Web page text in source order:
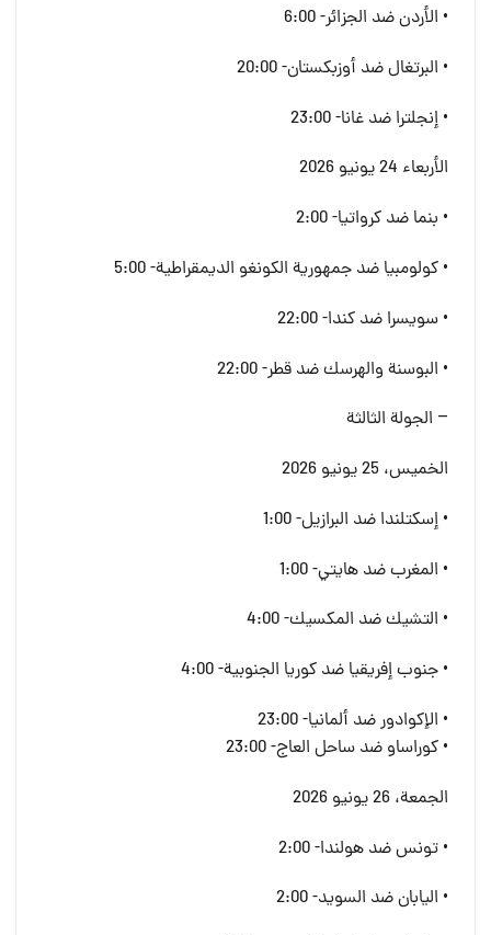
• الأردن ضد الجزائر- 6:00
• البرتغال ضد أوزبكستان- 20:00
• إنجلترا ضد غانا- 23:00
الأربعاء 24 يونيو 2026
• بنما ضد كرواتيا- 2:00
• كولومبيا ضد جمهورية الكونغو الديمقراطية- 5:00
• سويسرا ضد كندا- 22:00
• البوسنة والهرسك ضد قطر- 22:00
– الجولة الثالثة
الخميس، 25 يونيو 2026
• إسكتلندا ضد البرازيل- 1:00
• المغرب ضد هايتي- 1:00
• التشيك ضد المكسيك- 4:00
• جنوب إفريقيا ضد كوريا الجنوبية- 4:00
• الإكوادور ضد ألمانيا- 23:00
• كوراساو ضد ساحل العاج- 23:00
الجمعة، 26 يونيو 2026
• تونس ضد هولندا- 2:00
• اليابان ضد السويد- 2:00